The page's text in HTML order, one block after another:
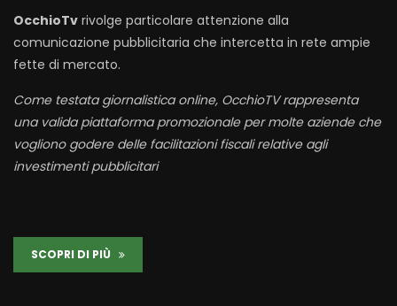
OcchioTv rivolge particolare attenzione alla
comunicazione pubblicitaria che intercetta in rete ampie
fette di mercato.
Come testata giornalistica online, OcchioTV rappresenta
una valida piattaforma promozionale per molte aziende che
vogliono godere delle facilitazioni fiscali relative agli
investimenti pubblicitari
SCOPRI DI PIÙ